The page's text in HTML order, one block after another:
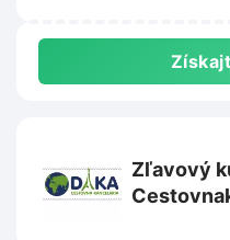
Zľavový